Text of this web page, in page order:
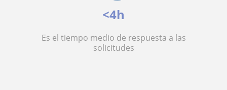
<4h
Es el tiempo medio de respuesta a las
solicitudes